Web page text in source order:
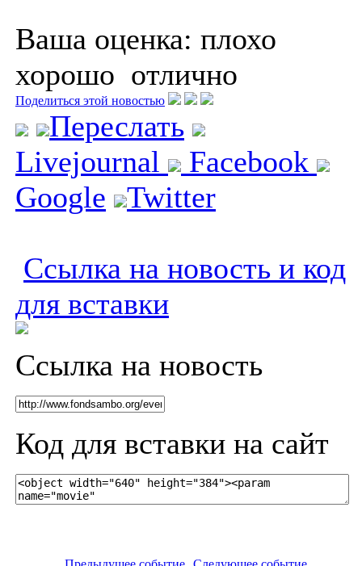
Ваша оценка: плохо
хорошо отлично
Поделиться этой новостью
Переслать
Livejournal
Facebook
Google
Twitter
Ссылка на новость и код
для вставки
Ссылка на новость
Код для вставки на сайт